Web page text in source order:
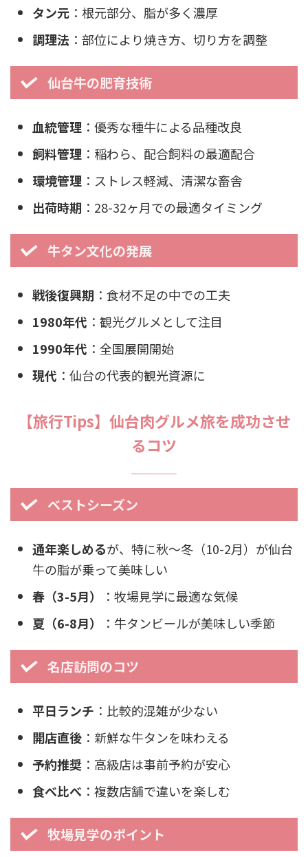
タン元 ：根元部分、脂が多く濃厚
調理法 ：部位により焼き方、切り方を調整
仙台牛の肥育技術
血統管理 ：優秀な種牛による品種改良
飼料管理 ：稲わら、配合飼料の最適配合
環境管理 ：ストレス軽減、清潔な畜舎
出荷時期 ：28-32ヶ月での最適タイミング
牛タン文化の発展
戦後復興期 ：食材不足の中での工夫
1980年代 ：観光グルメとして注目
1990年代 ：全国展開開始
現代 ：仙台の代表的観光資源に
【旅行Tips】仙台肉グルメ旅を成功させ
るコツ
ベストシーズン
通年楽しめるが、特に秋〜冬（10-2月）が仙台
牛の脂が乗って美味しい
春（3-5月）
：牧場見学に最適な気候
夏（6-8月）
：牛タンビールが美味しい季節
名店訪問のコツ
平日ランチ ：比較的混雑が少ない
開店直後 ：新鮮な牛タンを味わえる
予約推奨 ：高級店は事前予約が安心
食べ比べ ：複数店舗で違いを楽しむ
牧場見学のポイント